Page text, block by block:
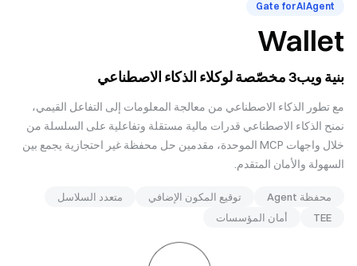
Gate for AI Agent
Wallet
بنية ويب3 مخصّصة لوكلاء الذكاء الاصطناعي
مع تطور الذكاء الاصطناعي من معالجة المعلومات إلى التفاعل القيمي،
نمنح الذكاء الاصطناعي قدرات مالية مستقلة وتفاعلية على السلسلة من
خلال واجهات MCP الموحدة، مقدمين حل محفظة غير احتجازية يجمع بين
السهولة والأمان المتقدم.
محفظة Agent توقيع المكون الإضافي
متعدد السلاسل
TEE
أمان المؤسسات